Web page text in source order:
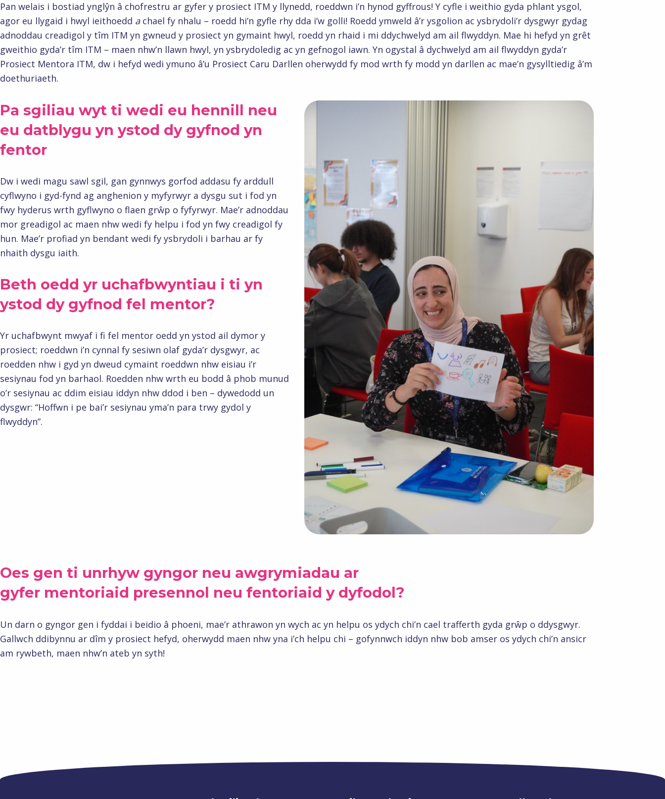
Pan welais i bostiad ynglŷn â chofrestru ar gyfer y prosiect ITM y llynedd, roeddwn i’n hynod gyffrous! Y cyfle i weithio gyda phlant ysgol,
agor eu llygaid i hwyl ieithoedd achael fy nhalu – roedd hi’n gyfle rhy dda i’w golli! Roedd ymweld â’r ysgolion ac ysbrydoli’r dysgwyr gydag
adnoddau creadigol y tîm ITM yn gwneud y prosiect yn gymaint hwyl, roedd yn rhaid i mi ddychwelyd am ail flwyddyn. Mae hi hefyd yn grêt
gweithio gyda’r tîm ITM – maen nhw’n llawn hwyl, yn ysbrydoledig ac yn gefnogol iawn. Yn ogystal â dychwelyd am ail flwyddyn gyda’r
Prosiect Mentora ITM, dw i hefyd wedi ymuno â’u Prosiect Caru Darllen oherwydd fy mod wrth fy modd yn darllen ac mae’n gysylltiedig â’m
doethuriaeth.
Pa sgiliau wyt ti wedi eu hennill neu
eu datblygu yn ystod dy gyfnod yn
fentor
Dw i wedi magu sawl sgil, gan gynnwys gorfod addasu fy arddull
cyflwyno i gyd-fynd ag anghenion y myfyrwyr a dysgu sut i fod yn
fwy hyderus wrth gyflwyno o flaen grŵp o fyfyrwyr. Mae’r adnoddau
mor greadigol ac maen nhw wedi fy helpu i fod yn fwy creadigol fy
hun. Mae’r profiad yn bendant wedi fy ysbrydoli i barhau ar fy
nhaith dysgu iaith.
Beth oedd yr uchafbwyntiau i ti yn
ystod dy gyfnod fel mentor?
Yr uchafbwynt mwyaf i fi fel mentor oedd yn ystod ail dymor y
prosiect; roeddwn i’n cynnal fy sesiwn olaf gyda’r dysgwyr, ac
roedden nhw i gyd yn dweud cymaint roeddwn nhw eisiau i’r
sesiynau fod yn barhaol. Roedden nhw wrth eu bodd â phob munud
o’r sesiynau ac ddim eisiau iddyn nhw ddod i ben – dywedodd un
dysgwr: “Hoffwn i pe bai’r sesiynau yma’n para trwy gydol y
flwyddyn”.
Oes gen ti unrhyw gyngor neu awgrymiadau ar
gyfer mentoriaid presennol neu fentoriaid y dyfodol?
Un darn o gyngor gen i fyddai i beidio â phoeni, mae’r athrawon yn wych ac yn helpu os ydych chi’n cael trafferth gyda grŵp o ddysgwyr.
Gallwch ddibynnu ar dîm y prosiect hefyd, oherwydd maen nhw yna i’ch helpu chi – gofynnwch iddyn nhw bob amser os ydych chi’n ansicr
am rywbeth, maen nhw’n ateb yn syth!